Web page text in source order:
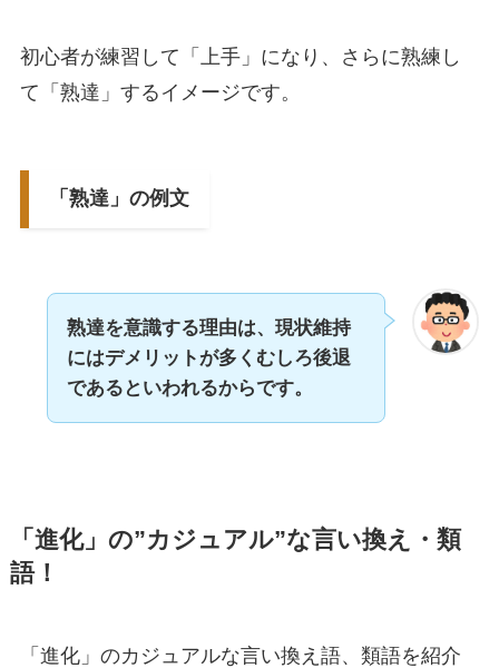
初心者が練習して「上手」になり、さらに熟練し
て「熟達」するイメージです。
「熟達」の例文
熟達を意識する理由は、現状維持
にはデメリットが多くむしろ後退
であるといわれるからです。
「進化」の”カジュアル”な言い換え・類
語！
「進化」のカジュアルな言い換え語、類語を紹介